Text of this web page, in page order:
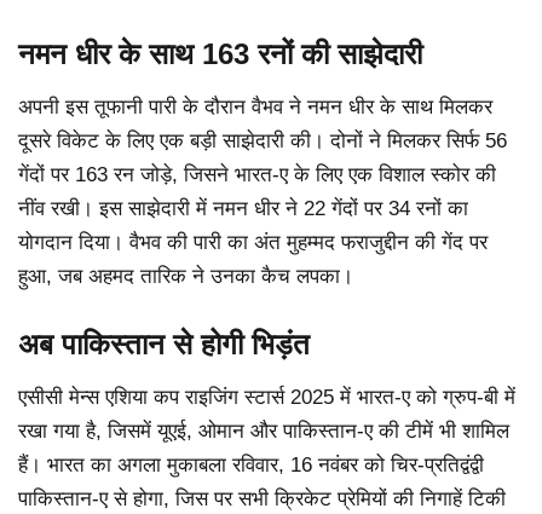
नमन धीर के साथ 163 रनों की साझेदारी
अपनी इस तूफानी पारी के दौरान वैभव ने नमन धीर के साथ मिलकर
दूसरे विकेट के लिए एक बड़ी साझेदारी की। दोनों ने मिलकर सिर्फ 56
गेंदों पर 163 रन जोड़े, जिसने भारत-ए के लिए एक विशाल स्कोर की
नींव रखी। इस साझेदारी में नमन धीर ने 22 गेंदों पर 34 रनों का
योगदान दिया। वैभव की पारी का अंत मुहम्मद फराजुद्दीन की गेंद पर
हुआ, जब अहमद तारिक ने उनका कैच लपका।
अब पाकिस्तान से होगी भिड़ंत
एसीसी मेन्स एशिया कप राइजिंग स्टार्स 2025 में भारत-ए को ग्रुप-बी में
रखा गया है, जिसमें यूएई, ओमान और पाकिस्तान-ए की टीमें भी शामिल
हैं। भारत का अगला मुकाबला रविवार, 16 नवंबर को चिर-प्रतिद्वंद्वी
पाकिस्तान-ए से होगा, जिस पर सभी क्रिकेट प्रेमियों की निगाहें टिकी